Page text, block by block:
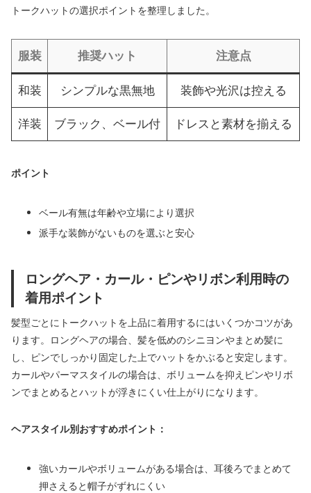
トークハットの選択ポイントを整理しました。
服装 推奨ハット 注意点
和装 シンプルな黒無地 装飾や光沢は控える
洋装 ブラック、ベール付 ドレスと素材を揃える
ポイント
ベール有無は年齢や立場により選択
派手な装飾がないものを選ぶと安心
ロングヘア・カール・ピンやリボン利用時の
着用ポイント
髪型ごとにトークハットを上品に着用するにはいくつかコツがあ
ります。ロングヘアの場合、髪を低めのシニヨンやまとめ髪に
し、ピンでしっかり固定した上でハットをかぶると安定します。
カールやパーマスタイルの場合は、ボリュームを抑えピンやリボ
ンでまとめるとハットが浮きにくい仕上がりになります。
ヘアスタイル別おすすめポイント：
強いカールやボリュームがある場合は、耳後ろでまとめて
押さえると帽子がずれにくい